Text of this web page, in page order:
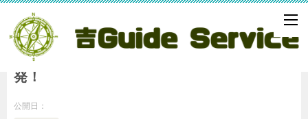
釣果情報 横の動き、懐かしのルアーで連
発！
公開日：